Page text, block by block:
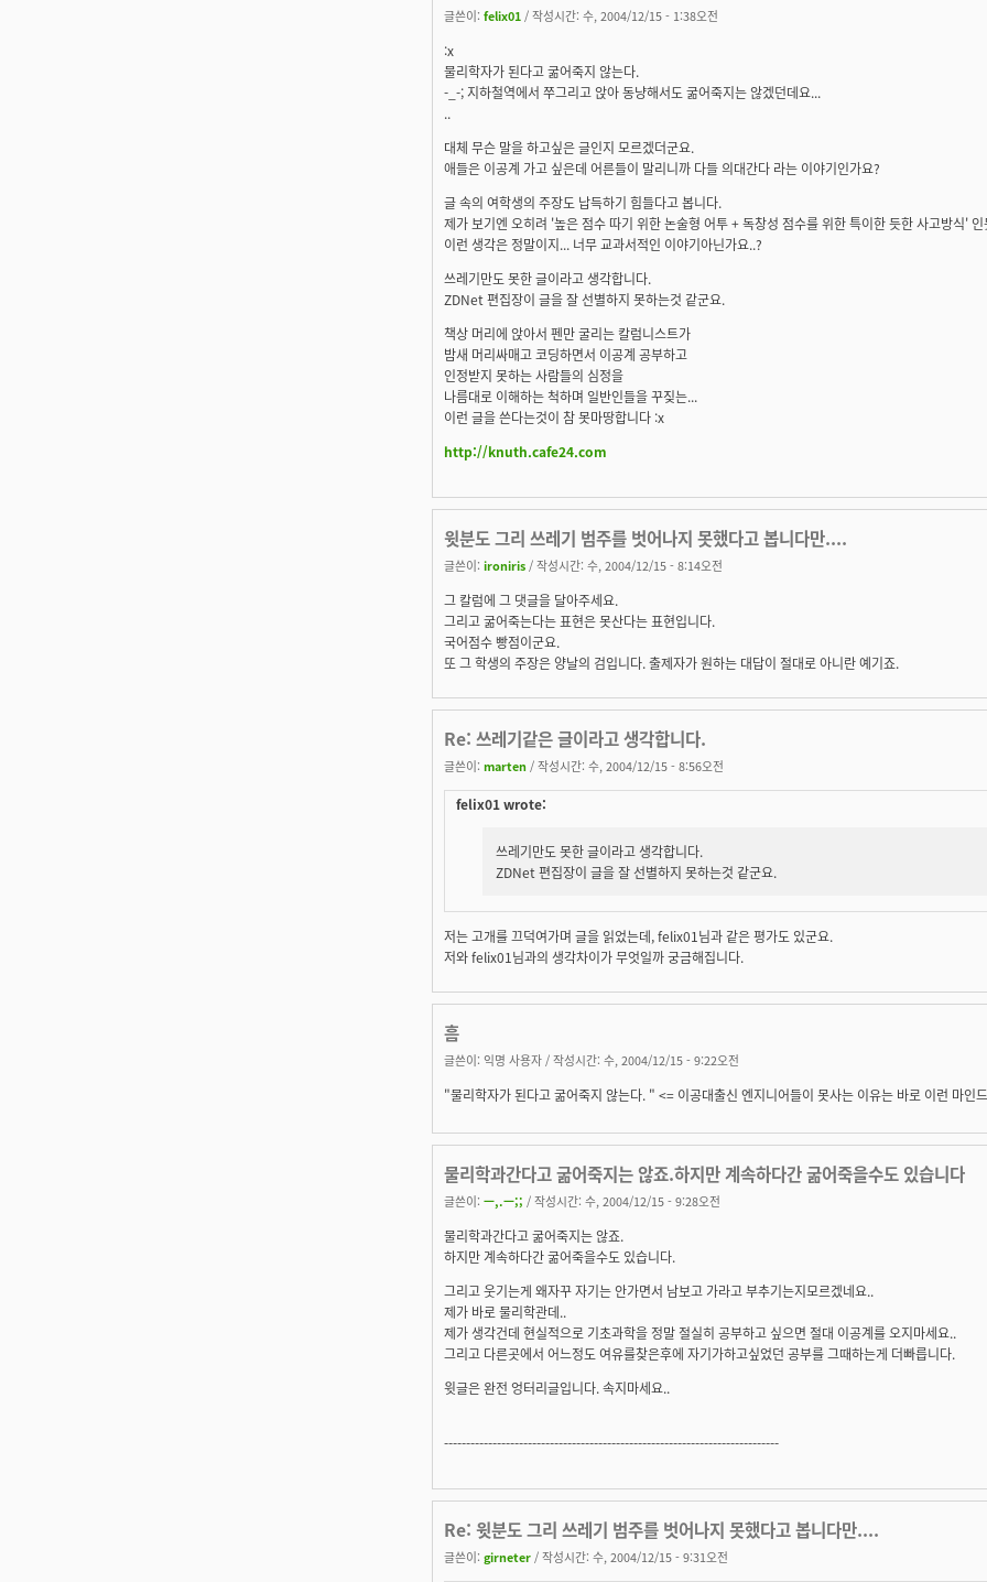
글쓴이: felix01 / 작성시간: 수, 2004/12/15 - 1:38오전
:x
물리학자가 된다고 굶어죽지 않는다.
-_-; 지하철역에서 쭈그리고 앉아 동냥해서도 굶어죽지는 않겠던데요...
..
대체 무슨 말을 하고싶은 글인지 모르겠더군요.
애들은 이공계 가고 싶은데 어른들이 말리니까 다들 의대간다 라는 이야기인가요?
글 속의 여학생의 주장도 납득하기 힘들다고 봅니다.
제가 보기엔 오히려 '높은 점수 따기 위한 논술형 어투 + 독창성 점수를 위한 특이한 듯한 사고방식'
이런 생각은 정말이지... 너무 교과서적인 이야기아닌가요..?
쓰레기만도 못한 글이라고 생각합니다.
ZDNet 편집장이 글을 잘 선별하지 못하는것 같군요.
책상 머리에 앉아서 펜만 굴리는 칼럼니스트가
밤새 머리싸매고 코딩하면서 이공계 공부하고
인정받지 못하는 사람들의 심정을
나름대로 이해하는 척하며 일반인들을 꾸짖는...
이런 글을 쓴다는것이 참 못마땅합니다 :x
http://knuth.cafe24.com
윗분도 그리 쓰레기 범주를 벗어나지 못했다고 봅니다만....
글쓴이: ironiris / 작성시간: 수, 2004/12/15 - 8:14오전
그 칼럼에 그 댓글을 달아주세요.
그리고 굶어죽는다는 표현은 못산다는 표현입니다.
국어점수 빵점이군요.
또 그 학생의 주장은 양날의 검입니다. 출제자가 원하는 대답이 절대로 아니란 예기죠.
Re: 쓰레기같은 글이라고 생각합니다.
글쓴이: marten / 작성시간: 수, 2004/12/15 - 8:56오전
felix01 wrote:
쓰레기만도 못한 글이라고 생각합니다.
ZDNet 편집장이 글을 잘 선별하지 못하는것 같군요.
저는 고개를 끄덕여가며 글을 읽었는데, felix01님과 같은 평가도 있군요.
저와 felix01님과의 생각차이가 무엇일까 궁금해집니다.
흠
글쓴이: 익명 사용자 / 작성시간: 수, 2004/12/15 - 9:22오전
"물리학자가 된다고 굶어죽지 않는다. " <= 이공대출신 엔지니어들이 못사는 이유는 바로 이런 마인
물리학과간다고 굶어죽지는 않죠.하지만 계속하다간 굶어죽을수도 있습니다
글쓴이: ㅡ,.ㅡ;; / 작성시간: 수, 2004/12/15 - 9:28오전
물리학과간다고 굶어죽지는 않죠.
하지만 계속하다간 굶어죽을수도 있습니다.
그리고 웃기는게 왜자꾸 자기는 안가면서 남보고 가라고 부추기는지모르겠네요..
제가 바로 물리학관데..
제가 생각건데 현실적으로 기초과학을 정말 절실히 공부하고 싶으면 절대 이공계를 오지마세요..
그리고 다른곳에서 어느정도 여유를찾은후에 자기가하고싶었던 공부를 그때하는게 더빠릅니다.
윗글은 완전 엉터리글입니다. 속지마세요..
----------------------------------------------------------------------------
Re: 윗분도 그리 쓰레기 범주를 벗어나지 못했다고 봅니다만....
글쓴이: girneter / 작성시간: 수, 2004/12/15 - 9:31오전